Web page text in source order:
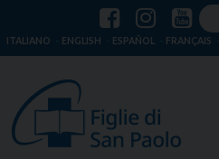
ITALIANO ENGLISH ESPAÑOL FRANÇAIS